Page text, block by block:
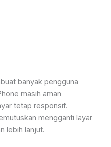
banyak pengguna
masih aman
tetap responsif.
mengganti layar
lebih lanjut.